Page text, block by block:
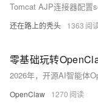
还在路上的秃头 1363
OpenClaw 1270